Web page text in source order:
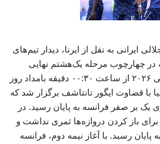
ایرانی به نقل از ایرنا، دیدار تیم‌های
در چهارچوب مرحله یک‌هشتم نهایی
رقابت‌های فوتبال جام جهانی ۲۰۲۶ از ساعت ۰۰:۳۰ دقیقه بامداد روز
با قضاوت ایگور تانتاشف برگزار شد که
یک بر صفر فرانسه به پایان رسید. در
باز کردن دروازه‌ها ثمری نداشت و
پایان رسید. با آغاز نیمه دوم، فرانسه